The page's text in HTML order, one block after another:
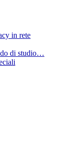
in rete
di studio…